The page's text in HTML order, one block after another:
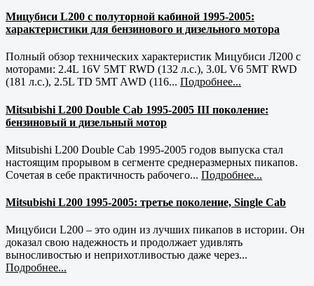
Мицубиси L200 с полуторной кабиной 1995-2005:
характеристики для бензинового и дизельного мотора
Полный обзор технических характеристик Мицубиси Л200 с
моторами: 2.4L 16V 5MT RWD (132 л.с.), 3.0L V6 5MT RWD
(181 л.с.), 2.5L TD 5MT AWD (116... Подробнее...
Mitsubishi L200 Double Cab 1995-2005 III поколение:
бензиновый и дизельный мотор
Mitsubishi L200 Double Cab 1995-2005 годов выпуска стал
настоящим прорывом в сегменте среднеразмерных пикапов.
Сочетая в себе практичность рабочего... Подробнее...
Mitsubishi L200 1995-2005: третье поколение, Single Cab
Мицубиси L200 – это один из лучших пикапов в истории. Он
доказал свою надежность и продолжает удивлять
выносливостью и неприхотливостью даже через...
Подробнее...